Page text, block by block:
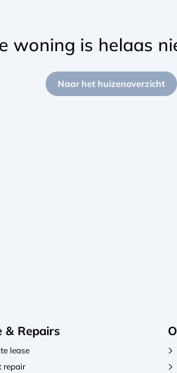
woning is helaas
Naar het huizenoverzicht
& Repairs
lease
repair